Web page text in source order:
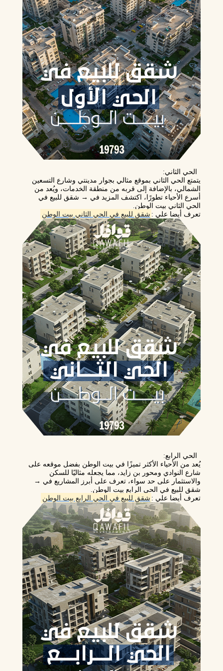
الحي الثاني:
يتمتع الحي الثاني بموقع مثالي بجوار مدينتي وشارع التسعين
الشمالي، بالإضافة إلى قربه من منطقة الخدمات، ويُعد من
أسرع الأحياء تطورًا، اكتشف المزيد في → شقق للبيع في
الحي الثاني بيت الوطن.
تعرف أيضا علي : شقق للبيع في الحي الثاني بيت الوطن
الحي الرابع:
يُعد من الأحياء الأكثر تميزًا في بيت الوطن بفضل موقعه على
شارع النوادي ومحور بن زايد، مما يجعله مثاليًا للسكن
والاستثمار على حد سواء، تعرف على أبرز المشاريع في →
شقق للبيع في الحي الرابع بيت الوطن.
تعرف أيضا علي : شقق للبيع في الحي الرابع بيت الوطن